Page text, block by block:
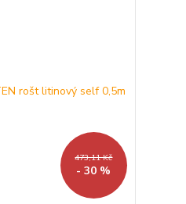
473,11 Kč
- 30 %